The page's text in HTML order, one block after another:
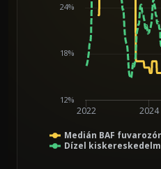
Medián BAF
Dízel
2022 2024
12%
18%
24%